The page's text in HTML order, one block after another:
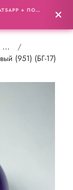
0
...
(951) (БГ-17)
ПОЛУЧИТЕ ПОДБОРКУ ШАРОВ НА WHATSAPP + ПОДАРОК